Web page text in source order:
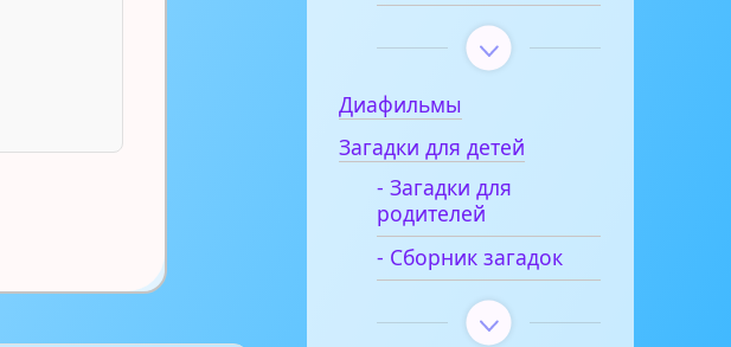
Диафильмы
Загадки для детей
- Загадки для
родителей
- Сборник загадок